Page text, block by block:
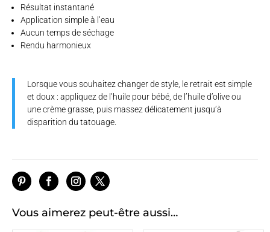
Résultat instantané
Application simple à l’eau
Aucun temps de séchage
Rendu harmonieux
Lorsque vous souhaitez changer de style, le retrait est simple
et doux : appliquez de l’huile pour bébé, de l’huile d’olive ou
une crème grasse, puis massez délicatement jusqu’à
disparition du tatouage.
Vous aimerez peut-être aussi…